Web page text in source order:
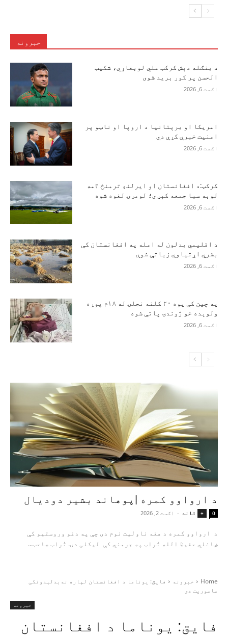
خبرونه
د بنګله دېش کرکټ ملي لوبغاړي، شکیب
الحسن پر کور برید شوی
اګست 6, 2026
امریکا او برېتانیا د اروپا او ناټو پر
امنیت خبرې کړې دي
اګست 6, 2026
کرکټ:د افغانستان او ایرلنډ ترمنځ ۲مه
لوبه سبا جمعه کېږي؛ لومړۍ لغوه شوه
اګست 6, 2026
د اقلیمي بدلون له امله په افغانستان کې
بشري اړتیاوې زیاتې شوې
اګست 6, 2026
په چین کې یوه ۲۰ کلنه نجلۍ له ۱۸م پوړه
ولوېده خو ژوندۍ پاتې شوه
اګست 6, 2026
د ارواوو کمره |پوهاند بشیر دودیال
+ تاند - اګست 2, 2026 0
د ارواوو کمره د هغه ناولیت نوم دی چې په دغو وروستیو کې
ښاغلي حفیظ الله تُراب په جرمني کې لیکلی دی. تُراب صاحب...